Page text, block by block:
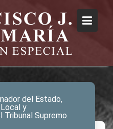
del Estado,
y
Supremo